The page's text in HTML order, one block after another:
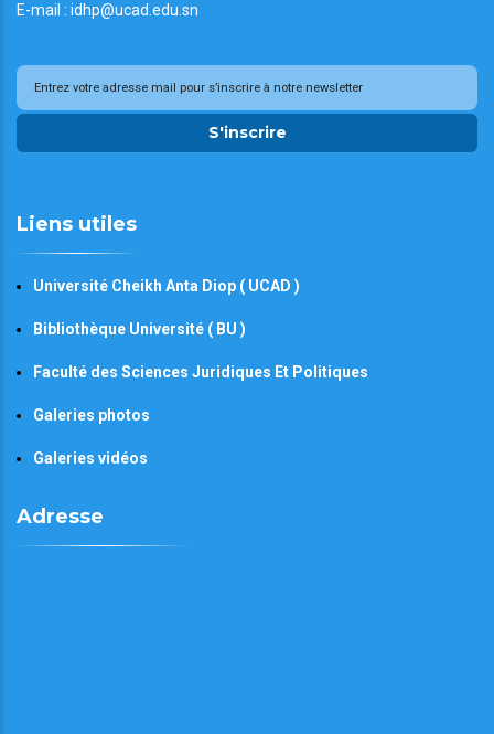
E-mail : idhp@ucad.edu.sn
S'inscrire
Liens utiles
Université Cheikh Anta Diop ( UCAD )
Bibliothèque Université ( BU )
Faculté des Sciences Juridiques Et Politiques
Galeries photos
Galeries vidéos
Adresse